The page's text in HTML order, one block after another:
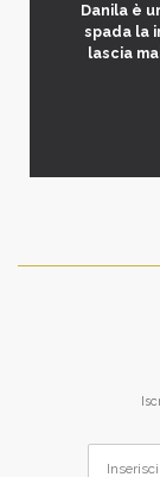
Danila è
spada la
lascia